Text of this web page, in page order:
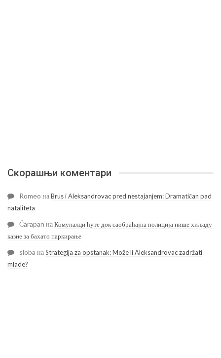
Скорашњи коментари
Romeo наBrus i Aleksandrovac pred nestajanjem: Dramatičan pad
nataliteta
Čarapan наКомуналци ћуте док саобраћајна полиција пише хиљаду
казне за бахато паркирање
sloba наStrategija za opstanak: Može li Aleksandrovac zadržati
mlade?